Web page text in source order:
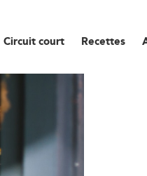
Circuit court Recettes